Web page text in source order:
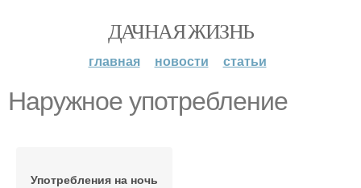
ДАЧНАЯ ЖИЗНЬ
главная новости статьи
Наружное употребление
Употребления на ночь